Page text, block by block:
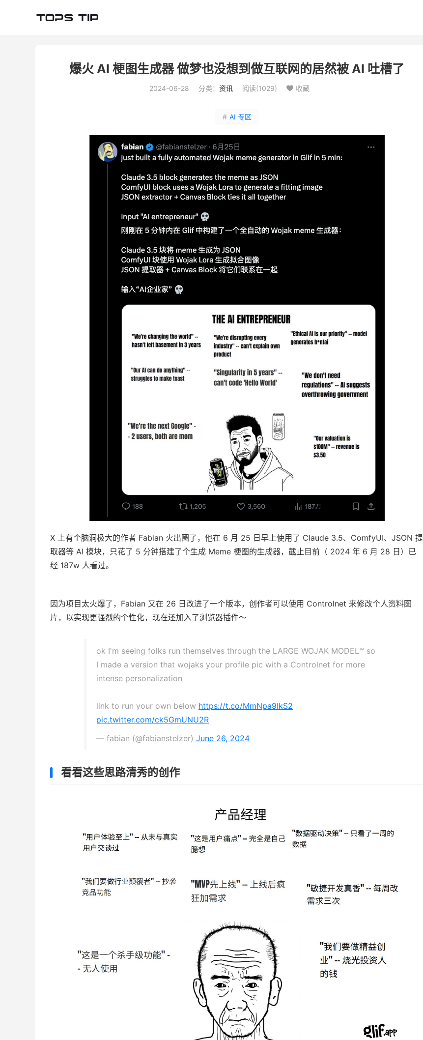
爆火 AI 梗图生成器 做梦也没想到做互联网的居然被 AI 吐槽了
2024-06-28 分类： 资讯 阅读(1029)  收藏
# AI 专区
X 上有个脑洞极大的作者 Fabian 火出圈了，他在 6 月 25 日早上使用了 Claude 3.5、ComfyUI、JSON 提
取器等 AI 模块，只花了 5 分钟搭建了个生成 Meme 梗图的生成器，截止目前（ 2024 年 6 月 28 日）已
经 187w 人看过。
因为项目太火爆了，Fabian 又在 26 日改进了一个版本，创作者可以使用 Controlnet 来修改个人资料图
片，以实现更强烈的个性化，现在还加入了浏览器插件～
ok I'm seeing folks run themselves through the LARGE WOJAK MODEL™️ so
I made a version that wojaks your profile pic with a Controlnet for more
intense personalization
link to run your own below https://t.co/MmNpa9IkS2
pic.twitter.com/ck5GmUNU2R
— fabian (@fabianstelzer) June 26, 2024
看看这些思路清秀的创作